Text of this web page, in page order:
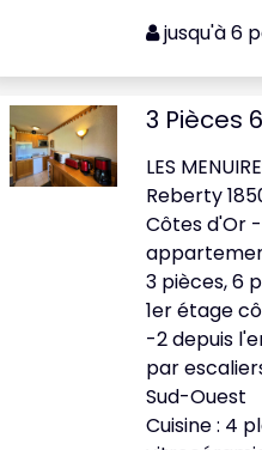
jusqu'à 6
3 Pièces
LES
Reberty
Côtes d'Or
3 pièces, 6
1er étage
-2 depuis
par
Sud-Ouest
Cuisine : 4